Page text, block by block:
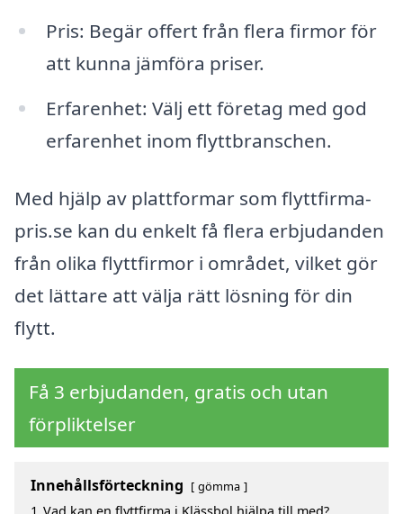
Pris: Begär offert från flera firmor för
att kunna jämföra priser.
Erfarenhet: Välj ett företag med god
erfarenhet inom flyttbranschen.
Med hjälp av plattformar som flyttfirma-
pris.se kan du enkelt få flera erbjudanden
från olika flyttfirmor i området, vilket gör
det lättare att välja rätt lösning för din
flytt.
Få 3 erbjudanden, gratis och utan
förpliktelser
Innehållsförteckning gömma